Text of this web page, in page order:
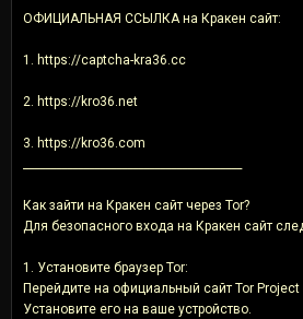
ОФИЦИАЛЬНАЯ ССЫЛКА на Кракен сайт:
1. https://captcha-kra36.cc
2. https://kro36.net
3. https://kro36.com
Как зайти на Кракен сайт через Tor?
Для безопасного входа на Кракен сайт
1. Установите браузер Tor:
Перейдите на официальный сайт Tor Project
Установите его на ваше устройство.